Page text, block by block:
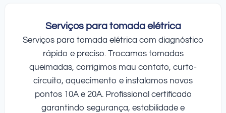
Serviços para tomada elétrica
Serviços para tomada elétrica com diagnóstico
rápido e preciso. Trocamos tomadas
queimadas, corrigimos mau contato, curto-
circuito, aquecimento e instalamos novos
pontos 10A e 20A. Profissional certificado
garantindo segurança, estabilidade e